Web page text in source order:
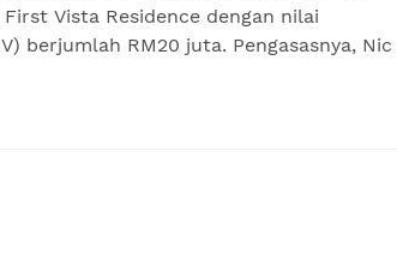
Vista Residence dengan nilai
berjumlah RM20 juta. Pengasasnya, Nic